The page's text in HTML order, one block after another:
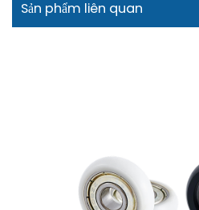
Sản phẩm liên quan